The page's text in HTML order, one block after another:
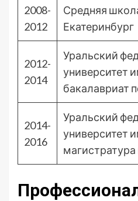
2008-
2012
Средняя
Екатеринбург
2012-
2014
Уральский
университет
бакалавриат
2014-
2016
Уральский
университет